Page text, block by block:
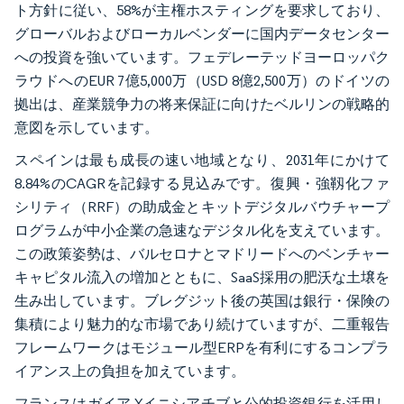
ト方針に従い、58%が主権ホスティングを要求しており、
グローバルおよびローカルベンダーに国内データセンター
への投資を強いています。フェデレーテッドヨーロッパク
ラウドへのEUR 7億5,000万（USD 8億2,500万）のドイツの
拠出は、産業競争力の将来保証に向けたベルリンの戦略的
意図を示しています。
スペインは最も成長の速い地域となり、2031年にかけて
8.84%のCAGRを記録する見込みです。復興・強靱化ファ
シリティ（RRF）の助成金とキットデジタルバウチャープ
ログラムが中小企業の急速なデジタル化を支えています。
この政策姿勢は、バルセロナとマドリードへのベンチャー
キャピタル流入の増加とともに、SaaS採用の肥沃な土壌を
生み出しています。ブレグジット後の英国は銀行・保険の
集積により魅力的な市場であり続けていますが、二重報告
フレームワークはモジュール型ERPを有利にするコンプラ
イアンス上の負担を加えています。